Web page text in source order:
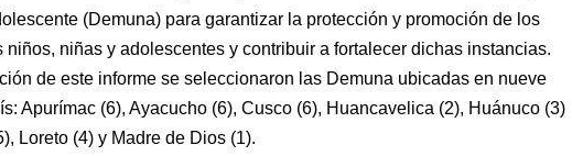
(Demuna) para garantizar la protección y promoción de los
niños, niñas y adolescentes y contribuir a fortalecer dichas instancias.
de este informe se seleccionaron las Demuna ubicadas en nueve
Apurímac (6), Ayacucho (6), Cusco (6), Huancavelica (2), Huánuco (3)
Loreto (4) y Madre de Dios (1).